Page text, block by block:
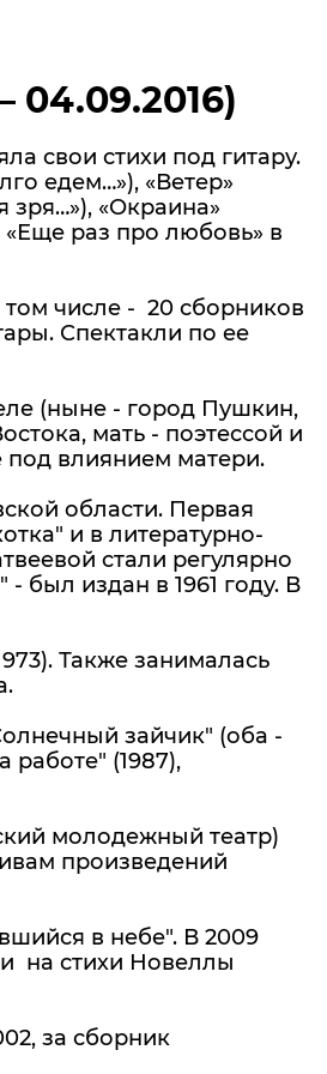
04.09.2016)
свои стихи под гитару.
едем…»), «Ветер»
«Окраина»
раз про любовь» в
числе - 20 сборников
Спектакли по ее
(ныне - город Пушкин,
мать - поэтессой и
под влиянием матери.
области. Первая
и в литературно-
стали регулярно
был издан в 1961 году. В
Также занималась
зайчик" (оба -
работе" (1987),
молодежный театр)
произведений
в небе". В 2009
на стихи Новеллы
за сборник